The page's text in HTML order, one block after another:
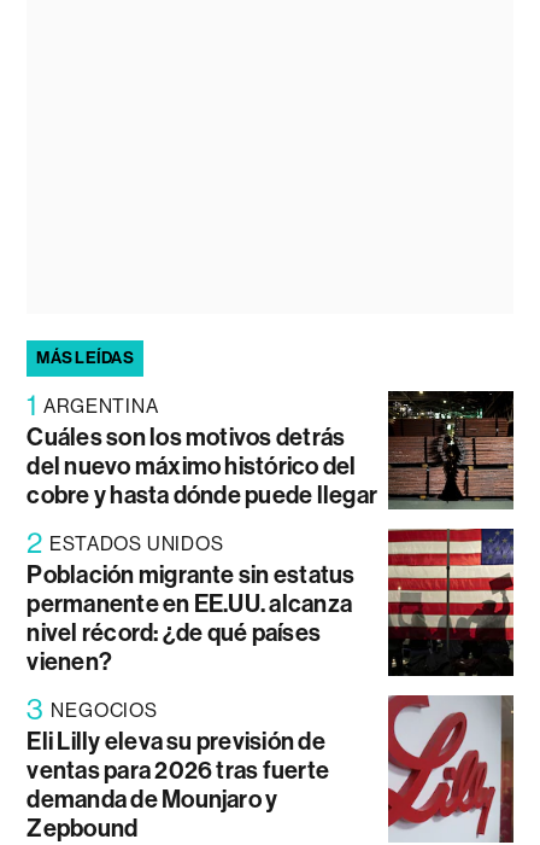
MÁS LEÍDAS
1 ARGENTINA
Cuáles son los motivos detrás
del nuevo máximo histórico del
cobre y hasta dónde puede llegar
2 ESTADOS UNIDOS
Población migrante sin estatus
permanente en EE.UU. alcanza
nivel récord: ¿de qué países
vienen?
3 NEGOCIOS
Eli Lilly eleva su previsión de
ventas para 2026 tras fuerte
demanda de Mounjaro y
Zepbound